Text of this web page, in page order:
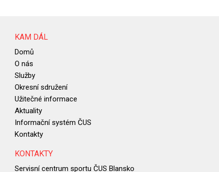
KAM DÁL
Domů
O nás
Služby
Okresní sdružení
Užitečné informace
Aktuality
Informační systém ČUS
Kontakty
KONTAKTY
Servisní centrum sportu ČUS Blansko